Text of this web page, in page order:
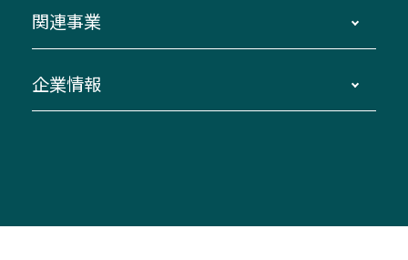
迂回・休止について
臨時バスについて
伊勢二見鳥羽周遊バスCANばす
「みえブルーライン」（三重大学病院直通バ
神都ライナー
南紀～VISON～名古屋
湯の山温泉～名古屋
桑名・長島温泉・金城ふ頭駅～中部国際空港
（休止中）
お客様駐車場のご案内
お問い合わせ
貸切バス団体旅行
美し国周遊ばす
関連事業
自家用自動車車両運行管理
企業情報